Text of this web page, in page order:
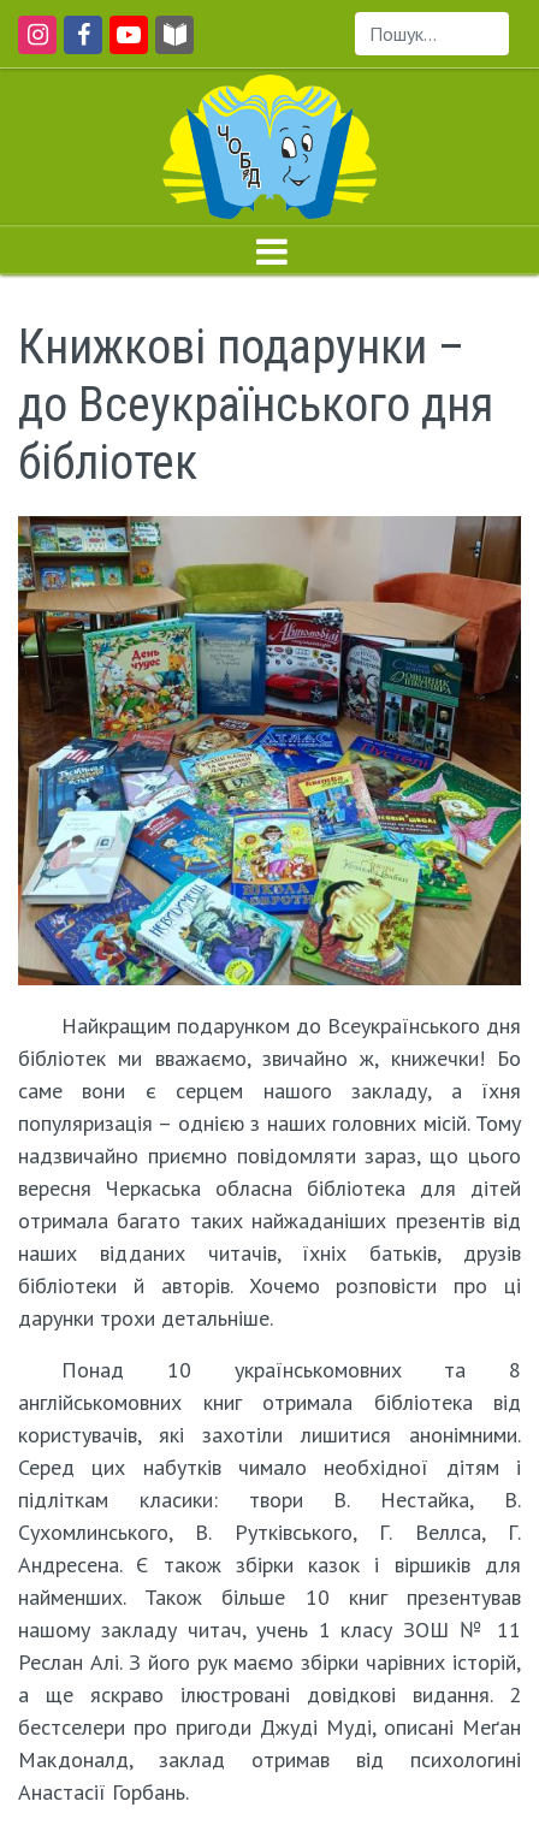
Пошук...
Книжкові подарунки –
до Всеукраїнського дня
бібліотек
Найкращим подарунком до Всеукраїнського дня
бібліотек ми вважаємо, звичайно ж, книжечки! Бо
саме вони є серцем нашого закладу, а їхня
популяризація – однією з наших головних місій. Тому
надзвичайно приємно повідомляти зараз, що цього
вересня Черкаська обласна бібліотека для дітей
отримала багато таких найжаданіших презентів від
наших відданих читачів, їхніх батьків, друзів
бібліотеки й авторів. Хочемо розповісти про ці
дарунки трохи детальніше.
Понад 10 українськомовних та 8
англійськомовних книг отримала бібліотека від
користувачів, які захотіли лишитися анонімними.
Серед цих набутків чимало необхідної дітям і
підліткам класики: твори В. Нестайка, В.
Сухомлинського, В. Рутківського, Г. Веллса, Г.
Андресена. Є також збірки казок і віршиків для
найменших. Також більше 10 книг презентував
нашому закладу читач, учень 1 класу ЗОШ № 11
Реслан Алі. З його рук маємо збірки чарівних історій,
а ще яскраво ілюстровані довідкові видання. 2
бестселери про пригоди Джуді Муді, описані Меґан
Макдоналд, заклад отримав від психологині
Анастасії Горбань.